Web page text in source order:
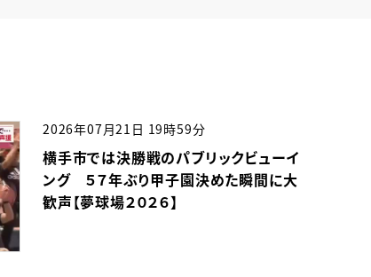
2026年07月21日 19時59分
横手市では決勝戦のパブリックビューイ
ング ５７年ぶり甲子園決めた瞬間に大
歓声【夢球場２０２６】